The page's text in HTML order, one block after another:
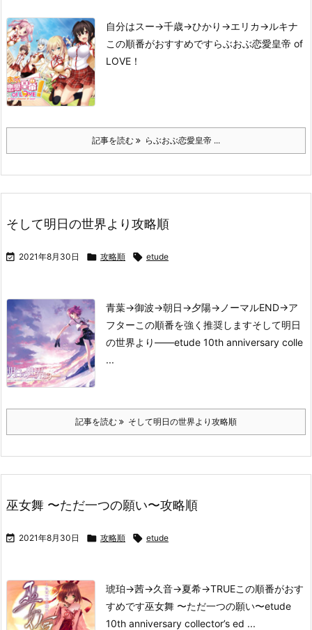
自分はスー→千歳→ひかり→エリカ→ルキナ
この順番がおすすめですらぶおぶ恋愛皇帝 of
LOVE！
記事を読む らぶおぶ恋愛皇帝 ...
そして明日の世界より攻略順
 2021年8月30日  攻略順  etude
青葉→御波→朝日→夕陽→ノーマルEND→ア
フターこの順番を強く推奨しますそして明日
の世界より――etude 10th anniversary colle
...
記事を読む そして明日の世界より攻略順
巫女舞 〜ただ一つの願い〜攻略順
 2021年8月30日  攻略順  etude
琥珀→茜→久音→夏希→TRUEこの順番がおす
すめです巫女舞 〜ただ一つの願い〜etude
10th anniversary collector’s ed ...